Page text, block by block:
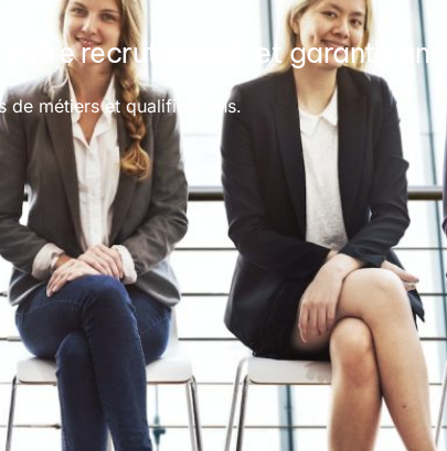
recrutement, et garantir une
de métiers et qualifications.